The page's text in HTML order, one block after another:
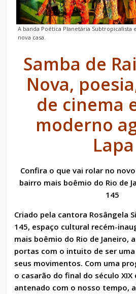
A banda Poética Planetária Subtropicalista
nova casa.
Samba de
Nova,
de cinema
moderno
Lapa
Confira o que vai rolar no
bairro mais boêmio do Rio de
145
Criado pela cantora Rosângela
145, espaço cultural recém-
mais boêmio do Rio de Janeiro,
portas com o intuito de ser
seus movimentos. Com uma
o casarão do final do século
antenado com o nosso tempo,